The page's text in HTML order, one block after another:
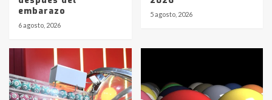
embarazo
6 agosto, 2026
5 agosto, 2026